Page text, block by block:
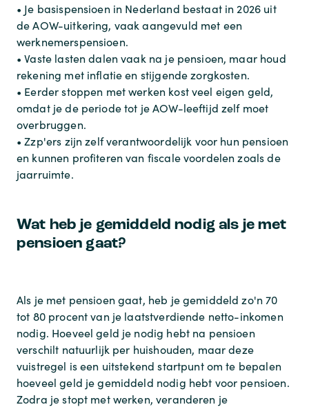
• Je basispensioen in Nederland bestaat in 2026 uit
de AOW-uitkering, vaak aangevuld met een
werknemerspensioen.
• Vaste lasten dalen vaak na je pensioen, maar houd
rekening met inflatie en stijgende zorgkosten.
• Eerder stoppen met werken kost veel eigen geld,
omdat je de periode tot je AOW-leeftijd zelf moet
overbruggen.
• Zzp'ers zijn zelf verantwoordelijk voor hun pensioen
en kunnen profiteren van fiscale voordelen zoals de
jaarruimte.
Wat heb je gemiddeld nodig als je met
pensioen gaat?
Als je met pensioen gaat, heb je gemiddeld zo'n 70
tot 80 procent van je laatstverdiende netto-inkomen
nodig. Hoeveel geld je nodig hebt na pensioen
verschilt natuurlijk per huishouden, maar deze
vuistregel is een uitstekend startpunt om te bepalen
hoeveel geld je gemiddeld nodig hebt voor pensioen.
Zodra je stopt met werken, veranderen je